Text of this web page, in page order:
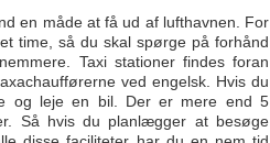
en måde at få ud af lufthavnen. For
time, så du skal spørge på forhånd
Taxi stationer findes foran
ved engelsk. Hvis du
og leje en bil. Der er mere end 5
Så hvis du planlægger at besøge